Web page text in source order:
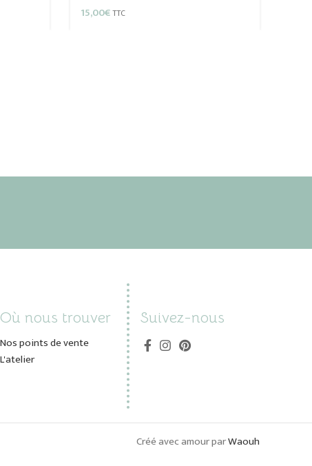
15,00€TTC
Où nous trouver
Nos points de vente
L'atelier
Suivez-nous
Créé avec amour parWaouh